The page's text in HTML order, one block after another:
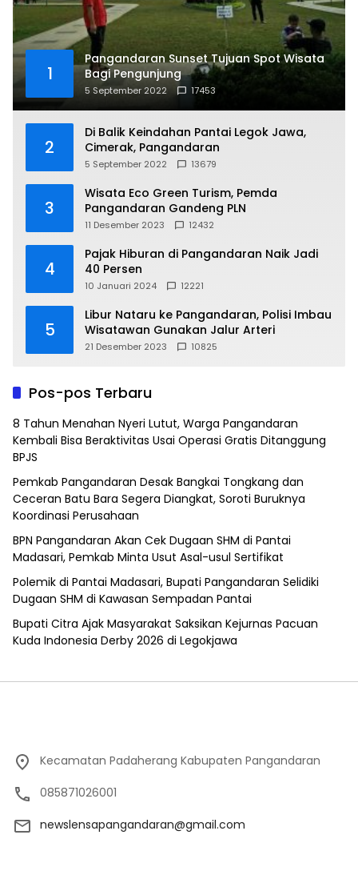
1
Pangandaran Sunset Tujuan Spot Wisata
Bagi Pengunjung
5 September 2022 17453
2
Di Balik Keindahan Pantai Legok Jawa,
Cimerak, Pangandaran
5 September 2022 13679
3
Wisata Eco Green Turism, Pemda
Pangandaran Gandeng PLN
11 Desember 2023 12432
4
Pajak Hiburan di Pangandaran Naik Jadi
40 Persen
10 Januari 2024 12221
5
Libur Nataru ke Pangandaran, Polisi Imbau
Wisatawan Gunakan Jalur Arteri
21 Desember 2023 10825
Pos-pos Terbaru
8 Tahun Menahan Nyeri Lutut, Warga Pangandaran
Kembali Bisa Beraktivitas Usai Operasi Gratis Ditanggung
BPJS
Pemkab Pangandaran Desak Bangkai Tongkang dan
Ceceran Batu Bara Segera Diangkat, Soroti Buruknya
Koordinasi Perusahaan
BPN Pangandaran Akan Cek Dugaan SHM di Pantai
Madasari, Pemkab Minta Usut Asal-usul Sertifikat
Polemik di Pantai Madasari, Bupati Pangandaran Selidiki
Dugaan SHM di Kawasan Sempadan Pantai
Bupati Citra Ajak Masyarakat Saksikan Kejurnas Pacuan
Kuda Indonesia Derby 2026 di Legokjawa
Kecamatan Padaherang Kabupaten Pangandaran
085871026001
newslensapangandaran@gmail.com